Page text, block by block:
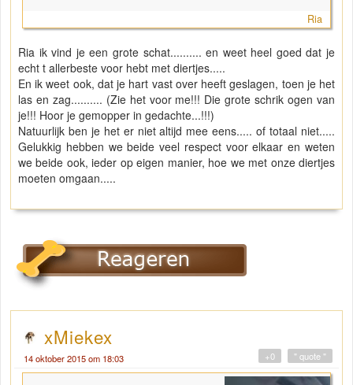
Ria
Ria ik vind je een grote schat.......... en weet heel goed dat je
echt t allerbeste voor hebt met diertjes.....
En ik weet ook, dat je hart vast over heeft geslagen, toen je het
las en zag.......... (Zie het voor me!!! Die grote schrik ogen van
je!!! Hoor je gemopper in gedachte...!!!)
Natuurlijk ben je het er niet altijd mee eens..... of totaal niet.....
Gelukkig hebben we beide veel respect voor elkaar en weten
we beide ook, ieder op eigen manier, hoe we met onze diertjes
moeten omgaan.....
xMiekex
14 oktober 2015 om 18:03 " quote "
+0